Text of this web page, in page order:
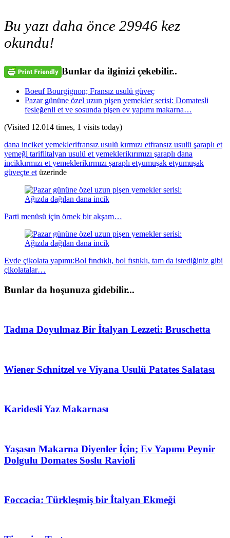
Bu yazı daha önce 29946 kez
okundu!
Bunlar da ilginizi çekebilir..
Boeuf Bourgignon; Fransız usulü güveç
Pazar gününe özel uzun pişen yemekler serisi: Domatesli
fesleğenli et ve sosunda pişen ev yapımı makarna…
(Visited 12.014 times, 1 visits today)
dana inciket yemeklerifransız usulü kırmızı etfransız usulü şaraplı et
yemeği tarifiitalyan usulü et yemeklerikırımızı şaraplı dana
incikkırmızı et yemeklerikırmızı şaraplı etyumuşak etyumuşak
güveçte et üzerinde
Yazı
dolaşımı
Parti menüsü için örnek bir akşam…
Evde çikolata yapımı:Bol fındıklı, bol fıstıklı, tam da istediğiniz gibi
çikolatalar…
Bunlar da hoşunuza gidebilir...
Tadına Doyulmaz Bir İtalyan Lezzeti: Bruschetta
Wiener Schnitzel ve Viyana Usulü Patates Salatası
Karidesli Yaz Makarnası
Yaşasın Makarna Diyenler İçin; Ev Yapımı Peynir
Dolgulu Domates Soslu Ravioli
Foccacia: Türkleşmiş bir İtalyan Ekmeği